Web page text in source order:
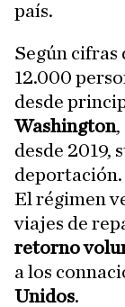
país.
Según cifras
12.000
desde
Washington,
desde 2019,
deportación.
El régimen
viajes de
retorno
a los
Unidos.